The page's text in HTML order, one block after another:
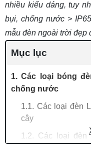
nhiều kiểu dáng, tuy
bụi, chống nước >
mẫu đèn ngoài trời đẹp
Mục lục
1. Các loại bóng
chống nước
1.1. Các loại đèn
cây
1.2. Các loại